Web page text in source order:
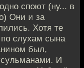
споют (ну... в
Они и за
Хотя те
слухам сына
был,
И